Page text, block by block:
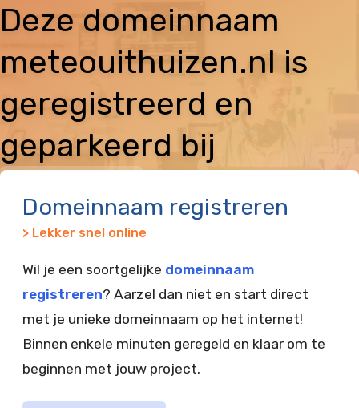
Deze domeinnaam
meteouithuizen.nl is
geregistreerd en
geparkeerd bij
Domeinnaam registreren
> Lekker snel online
Wil je een soortgelijke domeinnaam
registreren? Aarzel dan niet en start direct
met je unieke domeinnaam op het internet!
Binnen enkele minuten geregeld en klaar om te
beginnen met jouw project.